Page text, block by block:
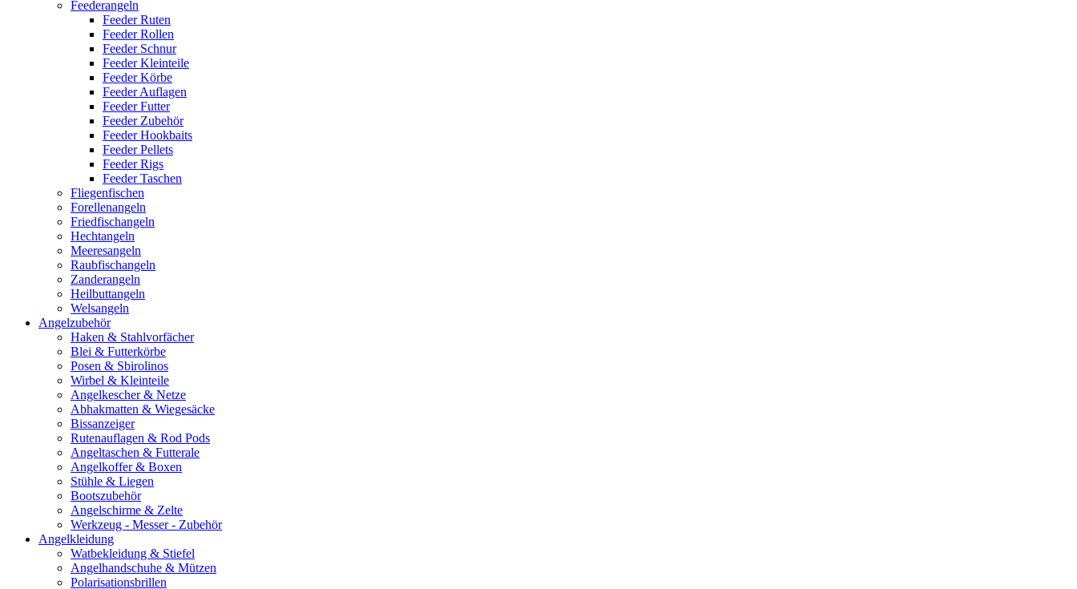
Feederangeln
Feeder Ruten
Feeder Rollen
Feeder Schnur
Feeder Kleinteile
Feeder Körbe
Feeder Auflagen
Feeder Futter
Feeder Zubehör
Feeder Hookbaits
Feeder Pellets
Feeder Rigs
Feeder Taschen
Fliegenfischen
Forellenangeln
Friedfischangeln
Hechtangeln
Meeresangeln
Raubfischangeln
Zanderangeln
Heilbuttangeln
Welsangeln
Angelzubehör
Haken & Stahlvorfächer
Blei & Futterkörbe
Posen & Sbirolinos
Wirbel & Kleinteile
Angelkescher & Netze
Abhakmatten & Wiegesäcke
Bissanzeiger
Rutenauflagen & Rod Pods
Angeltaschen & Futterale
Angelkoffer & Boxen
Stühle & Liegen
Bootszubehör
Angelschirme & Zelte
Werkzeug - Messer - Zubehör
Angelkleidung
Watbekleidung & Stiefel
Angelhandschuhe & Mützen
Polarisationsbrillen